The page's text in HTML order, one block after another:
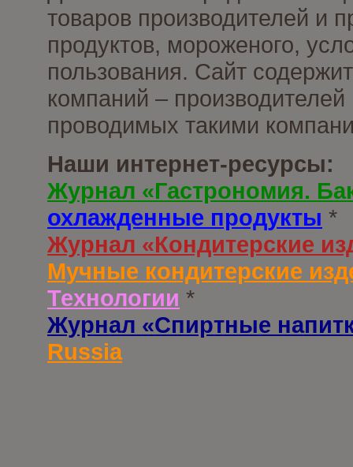
товаров производителей и
продуктов, мороженого,
пользования. Сайт
компаний –
проводимых такими
Наши интернет-ресурсы:
Журнал «Гастрономия.
охлажденные продукты *
Журнал «Кондитерские
Мучные кондитерские
Технологии *
Журнал «Спиртные
Russia